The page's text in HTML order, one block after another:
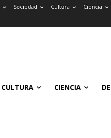
Sociedad Cultura Ciencia
CULTURA CIENCIA